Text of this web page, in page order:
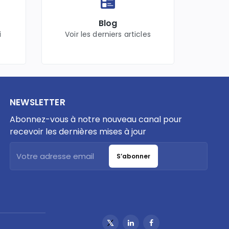
Blog
Voir les derniers articles
NEWSLETTER
Abonnez-vous à notre nouveau canal pour
recevoir les dernières mises à jour
S’abonner